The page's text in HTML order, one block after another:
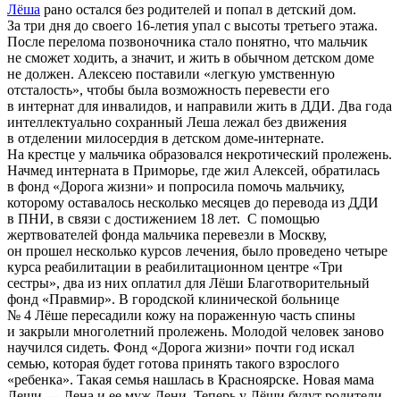
Лёша рано остался без родителей и попал в детский дом.
За три дня до своего 16-летия упал с высоты третьего этажа.
После перелома позвоночника стало понятно, что мальчик
не сможет ходить, а значит, и жить в обычном детском доме
не должен. Алексею поставили «легкую умственную
отсталость», чтобы была возможность перевести его
в интернат для инвалидов, и направили жить в ДДИ. Два года
интеллектуально сохранный Леша лежал без движения
в отделении милосердия в детском доме-интернате.
На крестце у мальчика образовался некротический пролежень.
Начмед интерната в Приморье, где жил Алексей, обратилась
в фонд «Дорога жизни» и попросила помочь мальчику,
которому оставалось несколько месяцев до перевода из ДДИ
в ПНИ, в связи с достижением 18 лет. С помощью
жертвователей фонда мальчика перевезли в Москву,
он прошел несколько курсов лечения, было проведено четыре
курса реабилитации в реабилитационном центре «Три
сестры», два из них оплатил для Лёши Благотворительный
фонд «Правмир». В городской клинической больнице
№ 4 Лёше пересадили кожу на пораженную часть спины
и закрыли многолетний пролежень. Молодой человек заново
научился сидеть. Фонд «Дорога жизни» почти год искал
семью, которая будет готова принять такого взрослого
«ребенка». Такая семья нашлась в Красноярске. Новая мама